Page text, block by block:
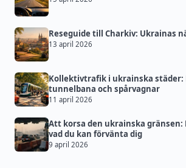
Reseguide till Charkiv: Ukrainas
13 april 2026
Kollektivtrafik i ukrainska städer:
tunnelbana och spårvagnar
11 april 2026
Att korsa den ukrainska gränsen:
vad du kan förvänta dig
9 april 2026